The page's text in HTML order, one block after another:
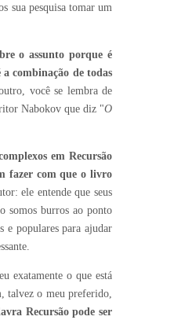
sua pesquisa tomar um
o assunto porque é
a combinação de todas
você se lembra de
Nabokov que diz "O
em Recursão
fazer com que o livro
ele entende que seus
somos burros ao ponto
e populares para ajudar
exatamente o que está
talvez o meu preferido,
Recursão pode ser